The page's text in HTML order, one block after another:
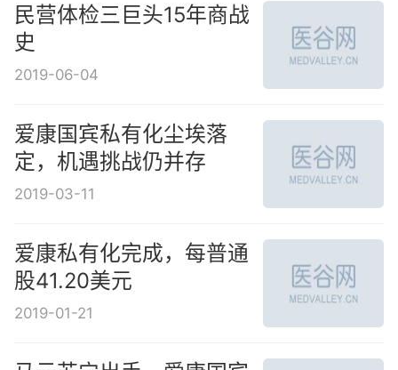
民营体检三巨头15年商战
史
2019-06-04
爱康国宾私有化尘埃落
定，机遇挑战仍并存
2019-03-11
爱康私有化完成，每普通
股41.20美元
2019-01-21